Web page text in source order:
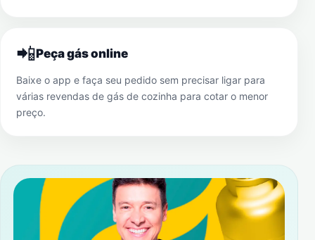
📲Peça gás online
Baixe o app e faça seu pedido sem precisar ligar para
várias revendas de gás de cozinha para cotar o menor
preço.